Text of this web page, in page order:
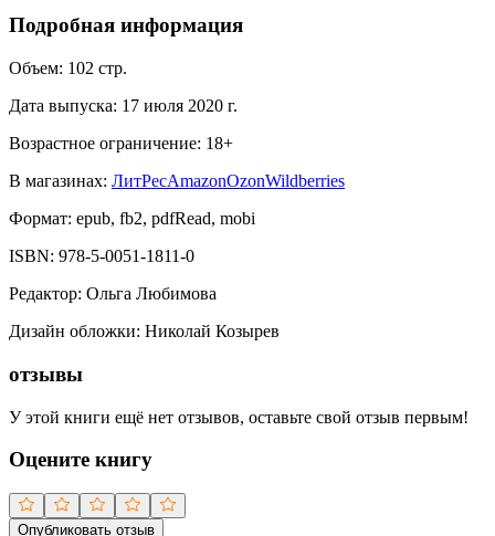
Подробная информация
Объем: 102 стр.
Дата выпуска: 17 июля 2020 г.
Возрастное ограничение: 18+
В магазинах: ЛитРесAmazonOzonWildberries
Формат: epub, fb2, pdfRead, mobi
ISBN: 978-5-0051-1811-0
Редактор: Ольга Любимова
Дизайн обложки: Николай Козырев
отзывы
У этой книги ещё нет отзывов, оставьте свой отзыв первым!
Оцените книгу
Опубликовать отзыв